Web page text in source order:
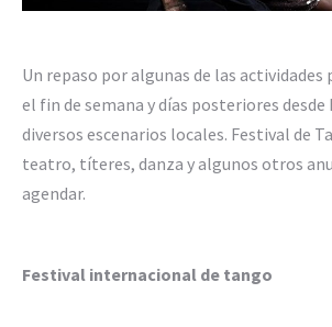
Un repaso por algunas de las actividades
el fin de semana y días posteriores desde
diversos escenarios locales. Festival de
teatro, títeres, danza y algunos otros
agendar.
Festival internacional de tango